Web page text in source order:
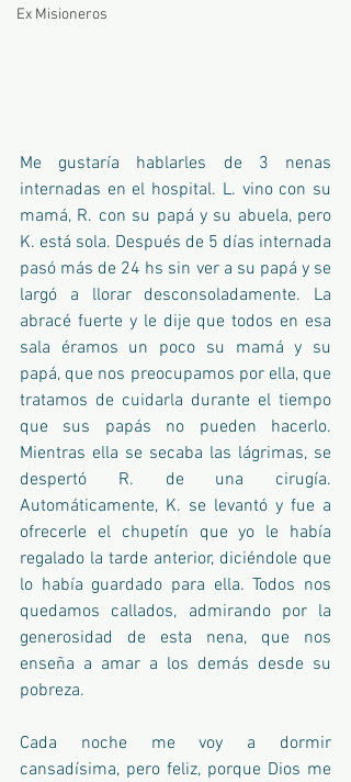
Ex Misioneros
Me gustaría hablarles de 3 nenas
internadas en el hospital. L. vino con su
mamá, R. con su papá y su abuela, pero
K. está sola. Después de 5 días internada
pasó más de 24 hs sin ver a su papá y se
largó a llorar desconsoladamente. La
abracé fuerte y le dije que todos en esa
sala éramos un poco su mamá y su
papá, que nos preocupamos por ella, que
tratamos de cuidarla durante el tiempo
que sus papás no pueden hacerlo.
Mientras ella se secaba las lágrimas, se
despertó R. de una cirugía.
Automáticamente, K. se levantó y fue a
ofrecerle el chupetín que yo le había
regalado la tarde anterior, diciéndole que
lo había guardado para ella. Todos nos
quedamos callados, admirando por la
generosidad de esta nena, que nos
enseña a amar a los demás desde su
pobreza.
Cada noche me voy a dormir
cansadísima, pero feliz, porque Dios me